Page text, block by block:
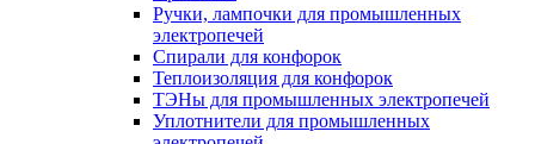
Ручки, лампочки для промышленных
электропечей
Спирали для конфорок
Теплоизоляция для конфорок
ТЭНы для промышленных электропечей
Уплотнители для промышленных